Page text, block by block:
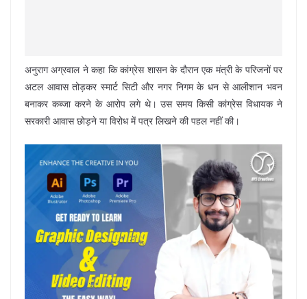
अनुराग अग्रवाल ने कहा कि कांग्रेस शासन के दौरान एक मंत्री के परिजनों पर
अटल आवास तोड़कर स्मार्ट सिटी और नगर निगम के धन से आलीशान भवन
बनाकर कब्जा करने के आरोप लगे थे। उस समय किसी कांग्रेस विधायक ने
सरकारी आवास छोड़ने या विरोध में पत्र लिखने की पहल नहीं की।